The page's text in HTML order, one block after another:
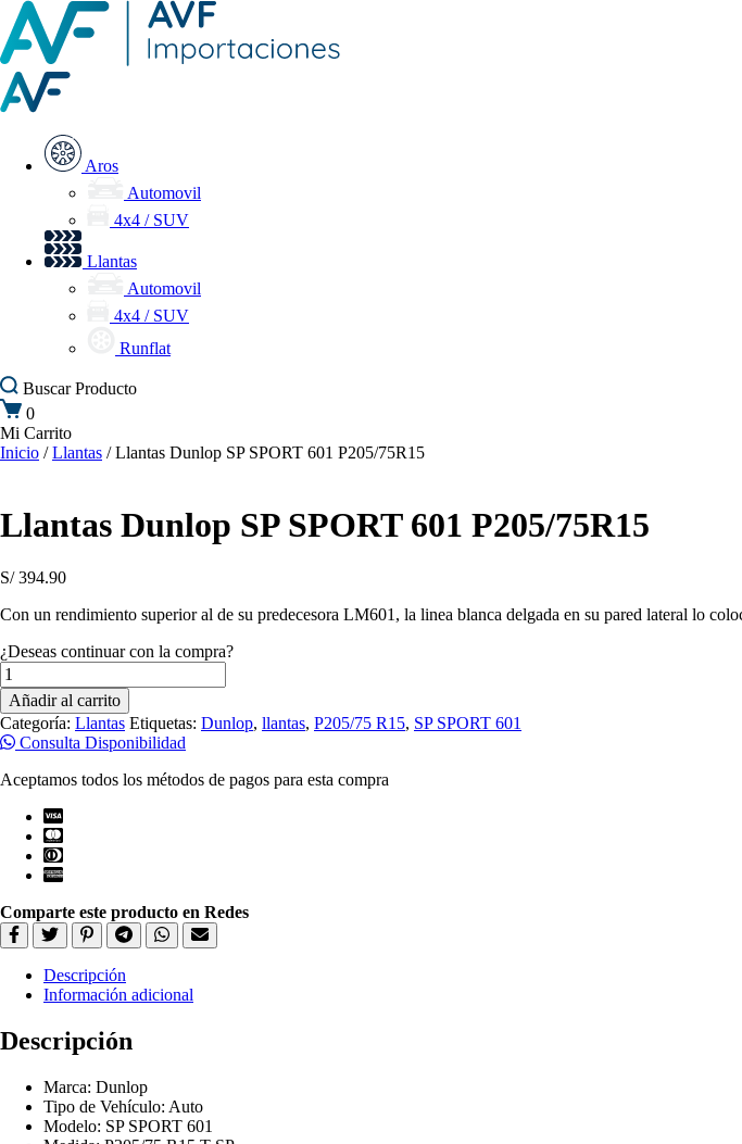
Aros
Automovil
4x4 / SUV
Llantas
Automovil
4x4 / SUV
Runflat
BuscarProducto
0
Mi Carrito
Inicio /Llantas / Llantas Dunlop SP SPORT 601 P205/75R15
Llantas Dunlop SP SPORT 601 P205/75R15
S/394.90
Con un rendimiento superior al de su predecesora LM601, la linea blanca delgada en su pared lateral lo
¿Deseas continuar con la compra?
Llantas
Dunlop
SP
SPORT
601
cantidad
Añadir al carrito
Categoría: Llantas Etiquetas: Dunlop, llantas, P205/75 R15, SP SPORT 601
Consulta Disponibilidad
Aceptamos todos los métodos de pagos para esta compra
Comparte este producto en Redes
Descripción
Información adicional
Descripción
Marca: Dunlop
Tipo de Vehículo: Auto
Modelo: SP SPORT 601